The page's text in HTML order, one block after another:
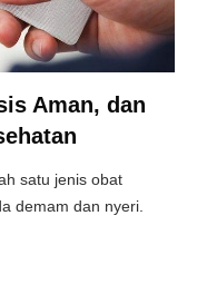
Aman, dan
satu jenis obat
demam dan nyeri.